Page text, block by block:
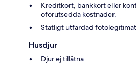
Kreditkort, bankkort eller
oförutsedda kostnader.
Statligt utfärdad
Husdjur
Djur ej tillåtna